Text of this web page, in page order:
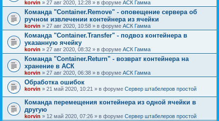
korvin » 27 авг 2020, 12:28 » в форуме АСК Гамма
Команда "Container.Remove" - оповещение сервера об
ручном извлечении контейнера из ячейки
korvin » 27 авг 2020, 10:58 » в форуме АСК Гамма
Команда "Container.Transfer" - подвоз контейнера в
указанную ячейку
korvin » 27 авг 2020, 08:32 » в форуме АСК Гамма
Команда "Container.Return" - возврат контейнера на
хранение в АСК
korvin » 27 авг 2020, 06:38 » в форуме АСК Гамма
Обработка ошибок
korvin » 21 май 2020, 10:21 » в форуме Сервер штабелеров простой
Команда перемещения контейнера из одной ячейки в
другую
korvin » 12 май 2020, 07:26 » в форуме Сервер штабелеров простой